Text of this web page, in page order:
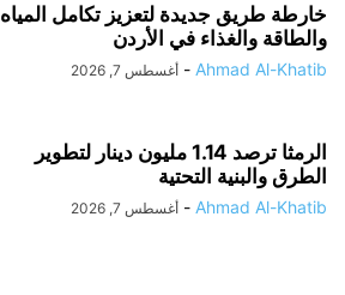
خارطة طريق جديدة لتعزيز تكامل المياه
والطاقة والغذاء في الأردن
Ahmad Al-Khatib
- أغسطس 7, 2026
الرمثا ترصد 1.14 مليون دينار لتطوير
الطرق والبنية التحتية
Ahmad Al-Khatib
- أغسطس 7, 2026